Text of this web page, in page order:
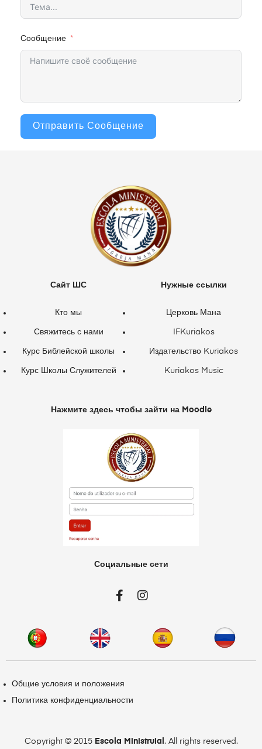
Сообщение
Отправить Сообщение
Сайт ШС
Кто мы
Свяжитесь с нами
Курс Библейской школы
Курс Школы Служителей
Нужные ссылки
Церковь Мана
IFKuriakos
Издательство Kuriakos
Kuriakos Music
Нажмите здесь чтобы зайти на Moodle
Социальные сети
Общие условия и положения
Политика конфиденциальности
Copyright © 2015 Escola Ministruial . All rights reserved.